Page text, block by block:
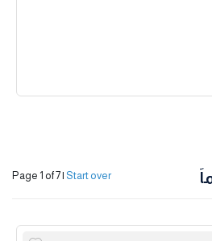
Page 1 of 7| Start over